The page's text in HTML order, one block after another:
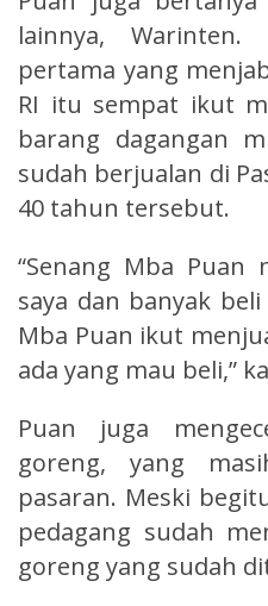
lainnya, Warinten.
pertama yang
RI itu sempat ikut
barang dagangan
sudah berjualan di
40 tahun tersebut.
“Senang Mba
saya dan banyak
Mba Puan ikut
ada yang mau beli,”
Puan juga
goreng, yang
pasaran. Meski
pedagang sudah
goreng yang sudah